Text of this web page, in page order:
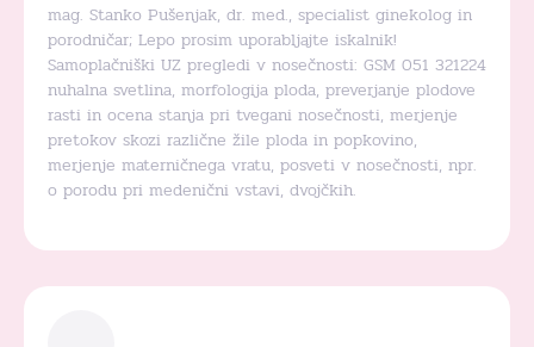
mag. Stanko Pušenjak, dr. med., specialist ginekolog in
porodničar; Lepo prosim uporabljajte iskalnik!
Samoplačniški UZ pregledi v nosečnosti: GSM 051 321224
nuhalna svetlina, morfologija ploda, preverjanje plodove
rasti in ocena stanja pri tvegani nosečnosti, merjenje
pretokov skozi različne žile ploda in popkovino,
merjenje materničnega vratu, posveti v nosečnosti, npr.
o porodu pri medenični vstavi, dvojčkih.